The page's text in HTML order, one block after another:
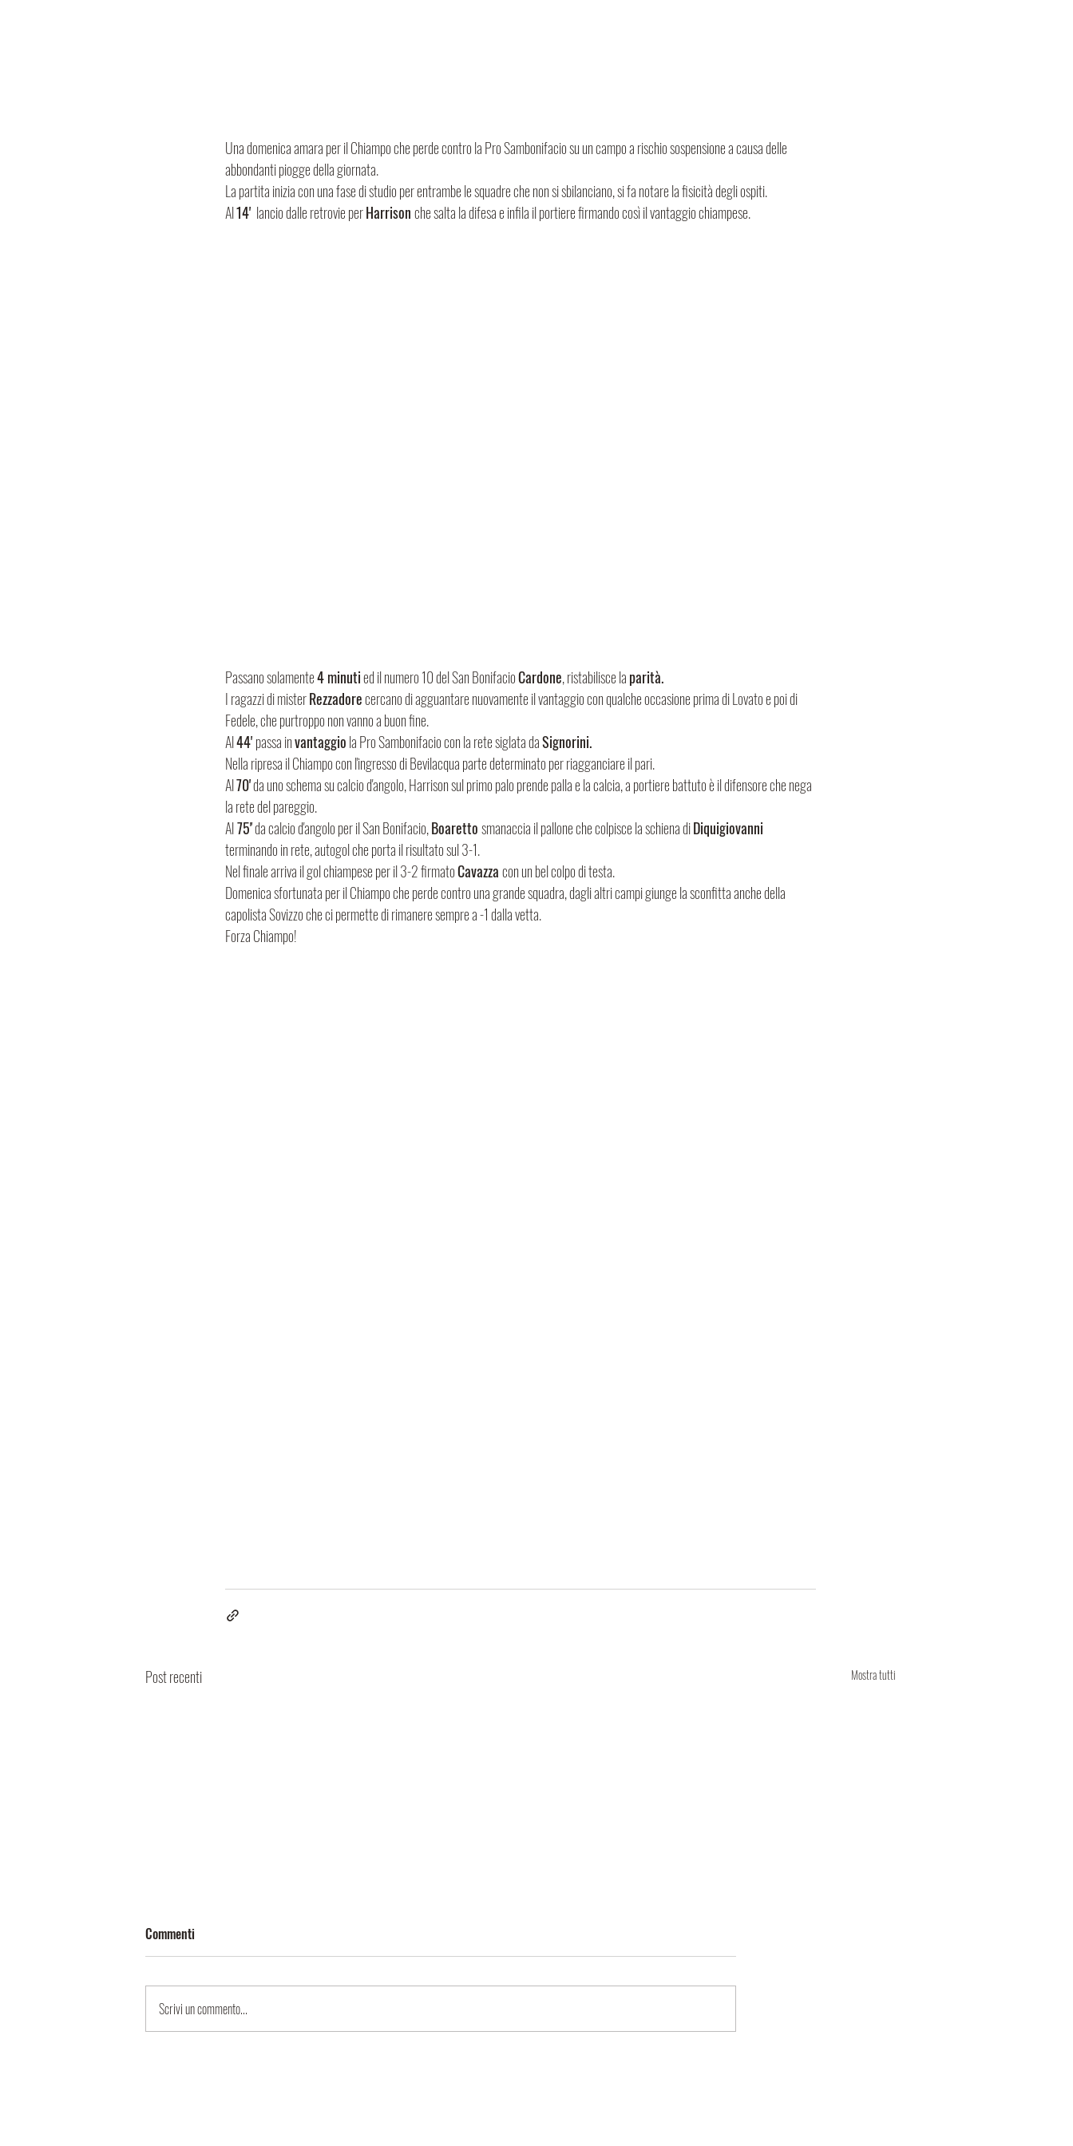
Una domenica amara per il Chiampo che perde contro la Pro Sambonifacio su un campo a rischio sospensione a causa delle
abbondanti piogge della giornata.
La partita inizia con una fase di studio per entrambe le squadre che non si sbilanciano, si fa notare la fisicità degli ospiti.
Al 14' lancio dalle retrovie per Harrison che salta la difesa e infila il portiere firmando così il vantaggio chiampese.
Passano solamente 4 minuti ed il numero 10 del San Bonifacio Cardone, ristabilisce la parità.
I ragazzi di mister Rezzadore cercano di agguantare nuovamente il vantaggio con qualche occasione prima di Lovato e poi di
Fedele, che purtroppo non vanno a buon fine.
Al 44' passa in vantaggio la Pro Sambonifacio con la rete siglata da Signorini.
Nella ripresa il Chiampo con l'ingresso di Bevilacqua parte determinato per riagganciare il pari.
Al 70' da uno schema su calcio d'angolo, Harrison sul primo palo prende palla e la calcia, a portiere battuto è il difensore che nega
la rete del pareggio.
Al 75'' da calcio d'angolo per il San Bonifacio, Boaretto smanaccia il pallone che colpisce la schiena di Diquigiovanni
terminando in rete, autogol che porta il risultato sul 3-1.
Nel finale arriva il gol chiampese per il 3-2 firmato Cavazza con un bel colpo di testa.
Domenica sfortunata per il Chiampo che perde contro una grande squadra, dagli altri campi giunge la sconfitta anche della
capolista Sovizzo che ci permette di rimanere sempre a -1 dalla vetta.
Forza Chiampo!
Post recenti Mostra tutti
Commenti
Scrivi un commento...